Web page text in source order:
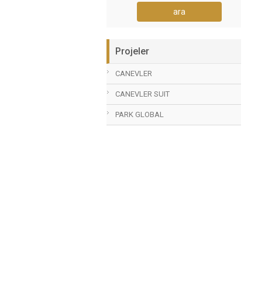
Projeler
CANEVLER
CANEVLER SUIT
PARK GLOBAL